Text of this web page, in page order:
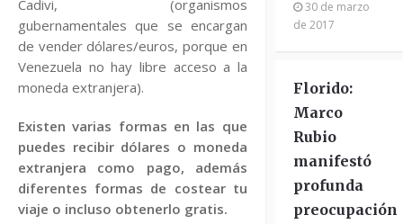
Cadivi, (organismos
gubernamentales que se encargan
de vender dólares/euros, porque en
Venezuela no hay libre acceso a la
moneda extranjera).
Existen varias formas en las que
puedes recibir dólares o moneda
extranjera como pago, además
diferentes formas de costear tu
viaje o incluso obtenerlo gratis.
30 de marzo
de 2017
Florido:
Marco
Rubio
manifestó
profunda
preocupación